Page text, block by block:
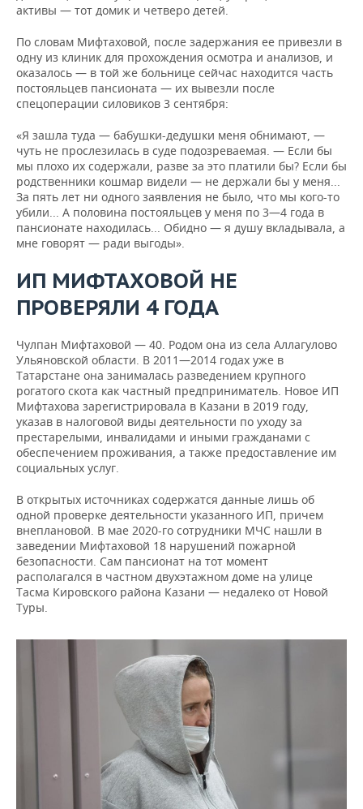
активы — тот домик и четверо детей.
По словам Мифтаховой, после задержания ее привезли в
одну из клиник для прохождения осмотра и анализов, и
оказалось — в той же больнице сейчас находится часть
постояльцев пансионата — их вывезли после
спецоперации силовиков 3 сентября:
«Я зашла туда — бабушки-дедушки меня обнимают, —
чуть не прослезилась в суде подозреваемая. — Если бы
мы плохо их содержали, разве за это платили бы? Если бы
родственники кошмар видели — не держали бы у меня...
За пять лет ни одного заявления не было, что мы кого-то
убили... А половина постояльцев у меня по 3—4 года в
пансионате находилась... Обидно — я душу вкладывала, а
мне говорят — ради выгоды».
ИП МИФТАХОВОЙ НЕ
ПРОВЕРЯЛИ 4 ГОДА
Чулпан Мифтаховой — 40. Родом она из села Аллагулово
Ульяновской области. В 2011—2014 годах уже в
Татарстане она занималась разведением крупного
рогатого скота как частный предприниматель. Новое ИП
Мифтахова зарегистрировала в Казани в 2019 году,
указав в налоговой виды деятельности по уходу за
престарелыми, инвалидами и иными гражданами с
обеспечением проживания, а также предоставление им
социальных услуг.
В открытых источниках содержатся данные лишь об
одной проверке деятельности указанного ИП, причем
внеплановой. В мае 2020-го сотрудники МЧС нашли в
заведении Мифтаховой 18 нарушений пожарной
безопасности. Сам пансионат на тот момент
располагался в частном двухэтажном доме на улице
Тасма Кировского района Казани — недалеко от Новой
Туры.